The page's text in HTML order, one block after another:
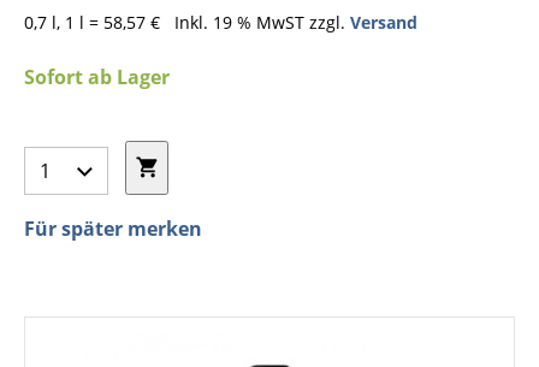
0,7 l, 1 l = 58,57 € Inkl. 19 % MwST zzgl. Versand
Sofort ab Lager
Für später merken